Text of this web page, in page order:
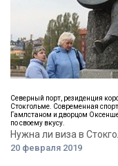
Северный порт, резиденция
Стокгольме. Современная
Гамлстаном и дворцом
по своему вкусу.
Нужна ли виза в
20 февраля 2019